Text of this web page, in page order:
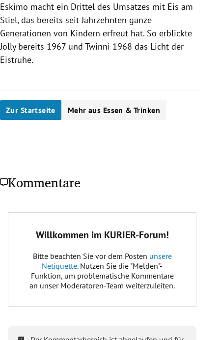
Untermenü
Eskimo macht ein Drittel des Umsatzes mit Eis am
Stiel, das bereits seit Jahrzehnten ganze
Generationen von Kindern erfreut hat. So erblickte
Jolly bereits 1967 und Twinni 1968 das Licht der
Eistruhe.
Zur Startseite Mehr aus Essen & Trinken
Kommentare